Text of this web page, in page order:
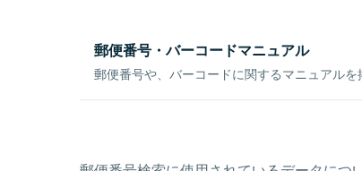
郵便番号・バーコードマニュアル
郵便番号や、バーコードに関するマニュアルを